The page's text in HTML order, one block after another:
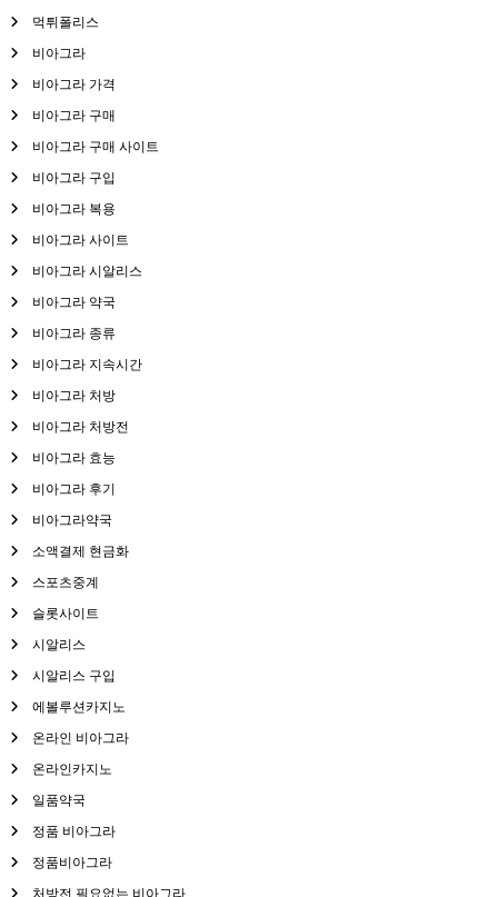
먹튀폴리스
비아그라
비아그라 가격
비아그라 구매
비아그라 구매 사이트
비아그라 구입
비아그라 복용
비아그라 사이트
비아그라 시알리스
비아그라 약국
비아그라 종류
비아그라 지속시간
비아그라 처방
비아그라 처방전
비아그라 효능
비아그라 후기
비아그라약국
소액결제 현금화
스포츠중계
슬롯사이트
시알리스
시알리스 구입
에볼루션카지노
온라인 비아그라
온라인카지노
일품약국
정품 비아그라
정품비아그라
처방전 필요없는 비아그라